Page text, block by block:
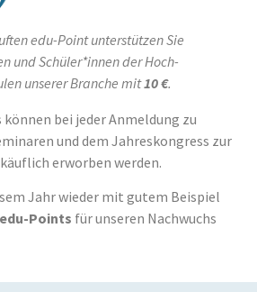
edu-Point unterstützen Sie
und Schüler*innen der Hoch-
unserer Branche mit10 €.
können bei jeder Anmeldung zu
und dem Jahreskongress zur
käuflich erworben werden.
Jahr wieder mit gutem Beispiel
Points für unseren Nachwuchs